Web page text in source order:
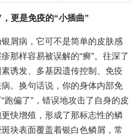
更是免疫的“小插曲”
屑病，它可不是简单的皮肤感
那样容易被误解的“癣”。往深了
诱发、多基因遗传控制、免疫
。换句话说，你的身体内部免
跑偏了”，错误地攻击了自身的皮
快增殖，形成了那标志性的鳞
块表面覆盖着银白色鳞屑，常